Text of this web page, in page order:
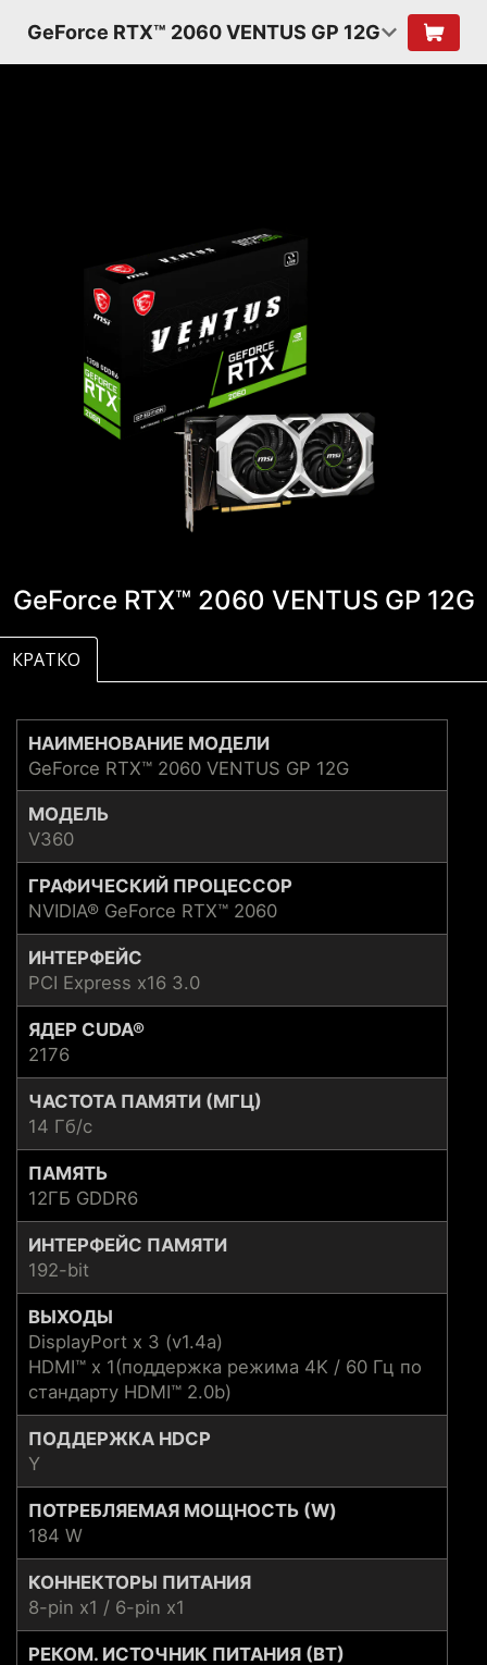
GeForce RTX™ 2060 VENTUS GP 12G
GeForce RTX™ 2060 VENTUS GP 12G
КРАТКО
НАИМЕНОВАНИЕ МОДЕЛИ
GeForce RTX™ 2060 VENTUS GP 12G
МОДЕЛЬ
V360
ГРАФИЧЕСКИЙ ПРОЦЕССОР
NVIDIA® GeForce RTX™ 2060
ИНТЕРФЕЙС
PCI Express x16 3.0
ЯДЕР CUDA®
2176
ЧАСТОТА ПАМЯТИ (МГЦ)
14 Гб/с
ПАМЯТЬ
12ГБ GDDR6
ИНТЕРФЕЙС ПАМЯТИ
192-bit
ВЫХОДЫ
DisplayPort x 3 (v1.4a)
HDMI™ x 1(поддержка режима 4K / 60 Гц по
стандарту HDMI™ 2.0b)
ПОДДЕРЖКА HDCP
Y
ПОТРЕБЛЯЕМАЯ МОЩНОСТЬ (W)
184 W
КОННЕКТОРЫ ПИТАНИЯ
8-pin x1 / 6-pin x1
РЕКОМ. ИСТОЧНИК ПИТАНИЯ (ВТ)